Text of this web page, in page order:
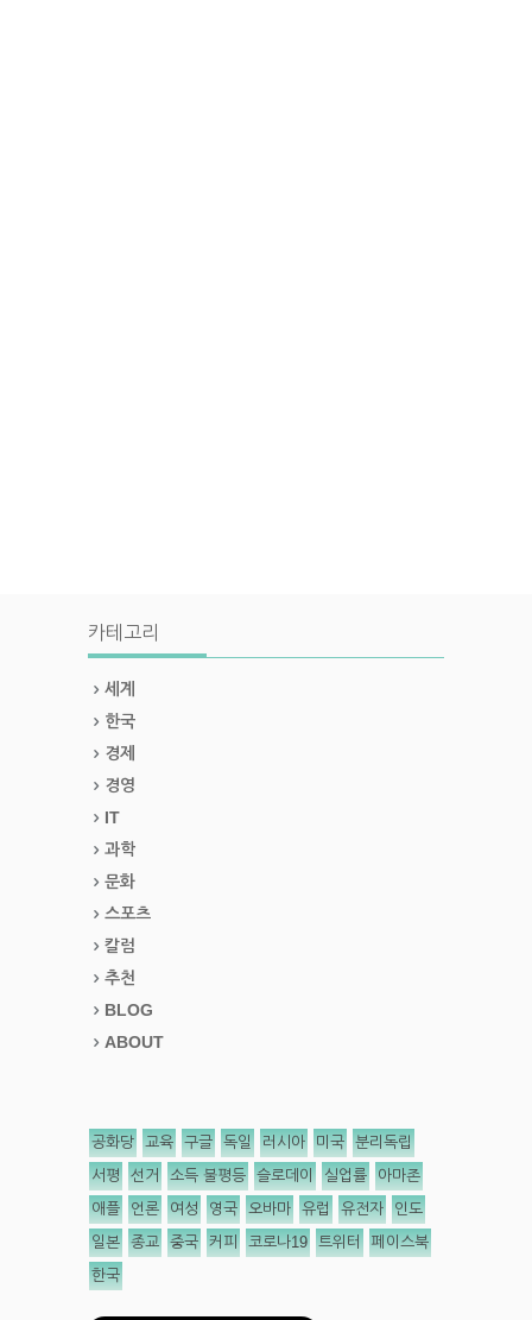
카테고리
세계
한국
경제
경영
IT
과학
문화
스포츠
칼럼
추천
BLOG
ABOUT
공화당 교육 구글 독일 러시아 미국 분리독립
서평 선거 소득 불평등 슬로데이 실업률 아마존
애플 언론 여성 영국 오바마 유럽 유전자 인도
일본 종교 중국 커피 코로나19 트위터 페이스북
한국